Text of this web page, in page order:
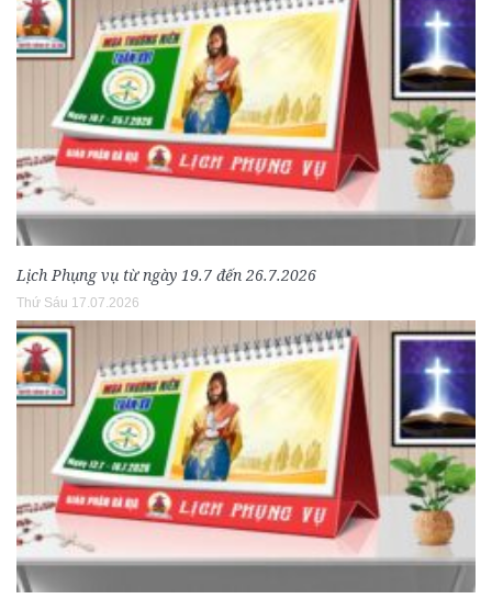
Lịch Phụng vụ từ ngày 19.7 đến 26.7.2026
Thứ Sáu 17.07.2026